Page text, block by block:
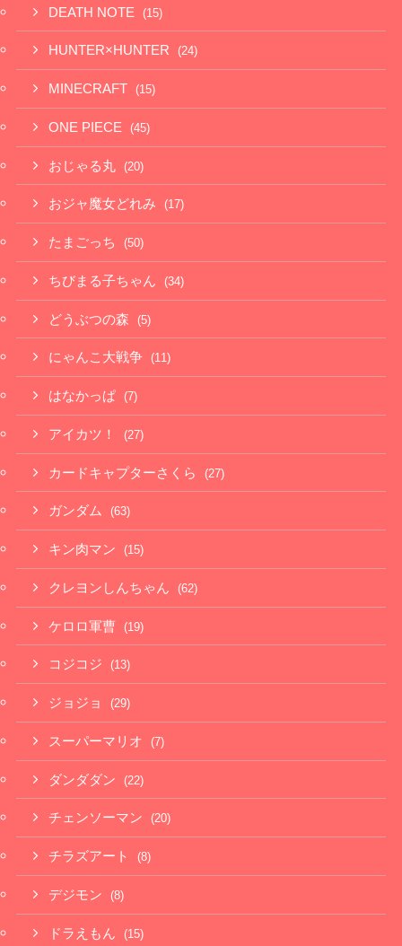
DEATH NOTE (15)
HUNTER×HUNTER (24)
MINECRAFT (15)
ONE PIECE (45)
おじゃる丸 (20)
おジャ魔女どれみ (17)
たまごっち (50)
ちびまる子ちゃん (34)
どうぶつの森 (5)
にゃんこ大戦争 (11)
はなかっぱ (7)
アイカツ！ (27)
カードキャプターさくら (27)
ガンダム (63)
キン肉マン (15)
クレヨンしんちゃん (62)
ケロロ軍曹 (19)
コジコジ (13)
ジョジョ (29)
スーパーマリオ (7)
ダンダダン (22)
チェンソーマン (20)
チラズアート (8)
デジモン (8)
ドラえもん (15)